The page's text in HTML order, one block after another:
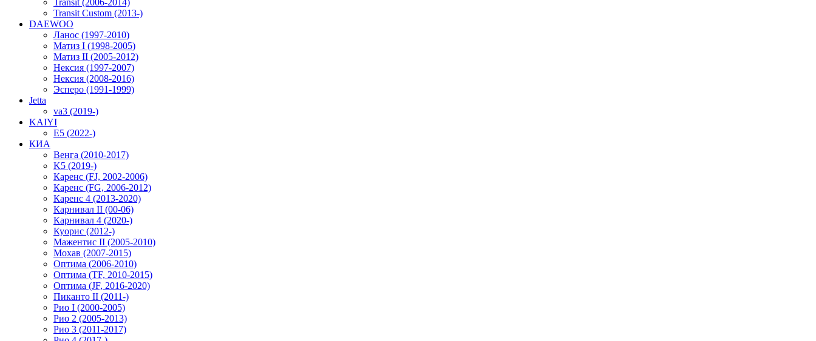
Transit Custom (2013-)
DAEWOO
Ланос (1997-2010)
Матиз I (1998-2005)
Матиз II (2005-2012)
Нексия (1997-2007)
Нексия (2008-2016)
Эсперо (1991-1999)
Jetta
va3 (2019-)
KAIYI
E5 (2022-)
КИА
Венга (2010-2017)
K5 (2019-)
Каренс (FJ, 2002-2006)
Каренс (FG, 2006-2012)
Каренс 4 (2013-2020)
Карнивал II (00-06)
Карнивал 4 (2020-)
Куорис (2012-)
Мажентис II (2005-2010)
Мохав (2007-2015)
Оптима (2006-2010)
Оптима (TF, 2010-2015)
Оптима (JF, 2016-2020)
Пиканто II (2011-)
Рио I (2000-2005)
Рио 2 (2005-2013)
Рио 3 (2011-2017)